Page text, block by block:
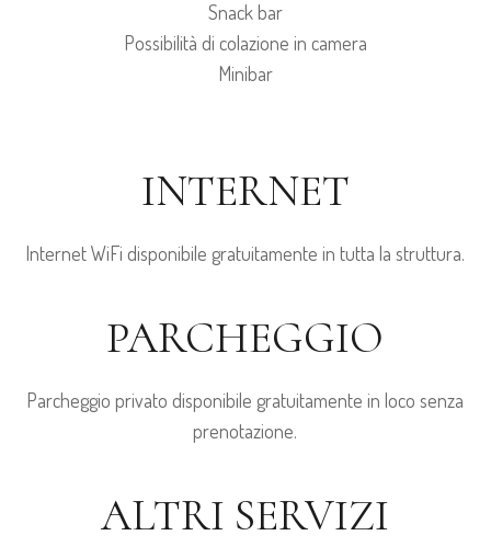
Snack bar
Possibilità di colazione in camera
Minibar
INTERNET
Internet WiFi disponibile gratuitamente in tutta la struttura.
PARCHEGGIO
Parcheggio privato disponibile gratuitamente in loco senza
prenotazione.
ALTRI SERVIZI